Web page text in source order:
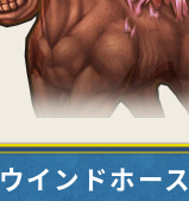
ウインドホース